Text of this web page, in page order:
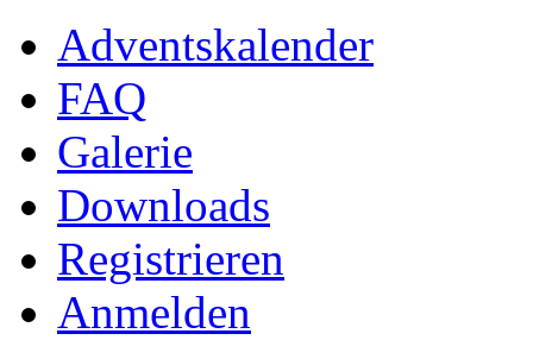
Adventskalender
FAQ
Galerie
Downloads
Registrieren
Anmelden